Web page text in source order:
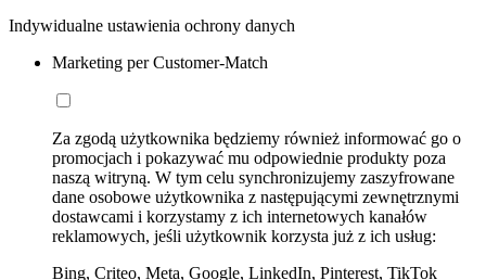
Indywidualne ustawienia ochrony danych
Marketing per Customer-Match
Za zgodą użytkownika będziemy również informować go o
promocjach i pokazywać mu odpowiednie produkty poza
naszą witryną. W tym celu synchronizujemy zaszyfrowane
dane osobowe użytkownika z następującymi zewnętrznymi
dostawcami i korzystamy z ich internetowych kanałów
reklamowych, jeśli użytkownik korzysta już z ich usług:
Bing, Criteo, Meta, Google, LinkedIn, Pinterest, TikTok